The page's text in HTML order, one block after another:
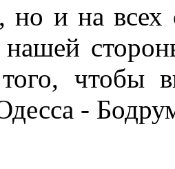
но и на
чтобы
-